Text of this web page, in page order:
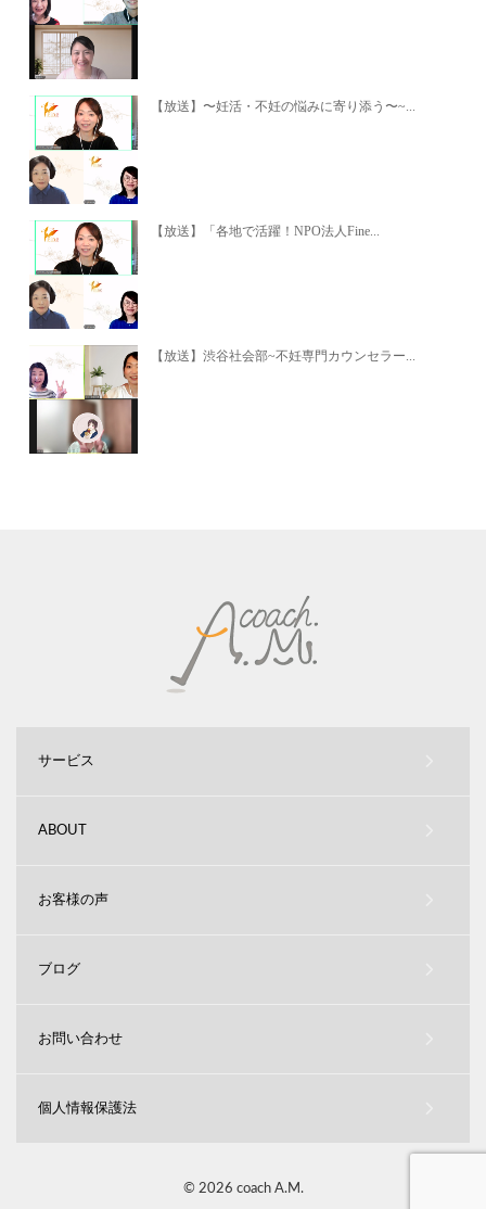
【放送】〜妊活・不妊の悩みに寄り添う〜~...
【放送】「各地で活躍！NPO法人Fine...
【放送】渋谷社会部~不妊専門カウンセラー...
サービス
ABOUT
お客様の声
ブログ
お問い合わせ
個人情報保護法
© 2026 coach A.M.